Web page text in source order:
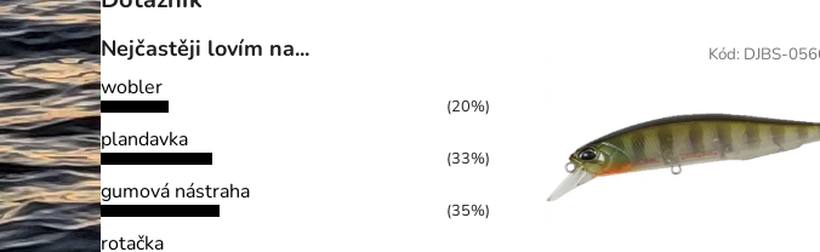
Nejčastěji lovím na...
wobler
(20%)
plandavka
(33%)
gumová nástraha
(35%)
rotačka
Kód: DJBS-